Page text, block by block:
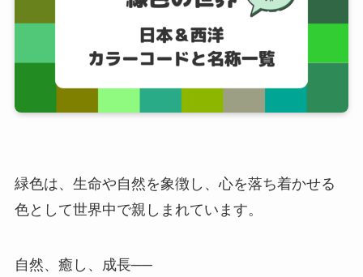
緑色は、生命や自然を象徴し、心を落ち着かせる
色として世界中で親しまれています。
自然、癒し、成長──